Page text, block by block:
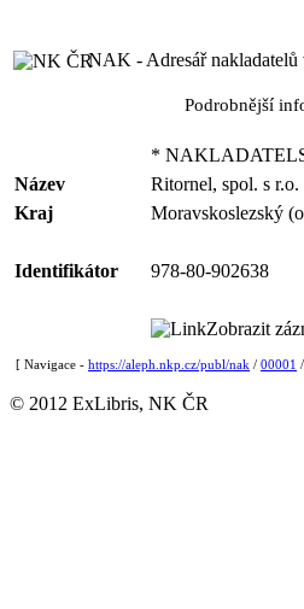
NAK - Adresář nakladatelů
Podrobnější
*
Název
Ritornel, spol. s r.o.
Kraj
Moravskoslezský
Identifikátor 978-80-902638
Zobrazit
[ Navigace - https://aleph.nkp.cz/publ/nak / 00001 /
© 2012 ExLibris, NK ČR